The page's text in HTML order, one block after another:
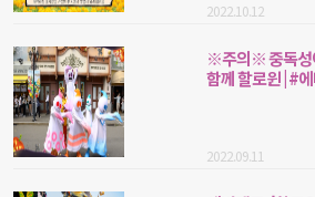
2022.10.12
※주의※ 중독성
함께 할로윈 | #
2022.09.11